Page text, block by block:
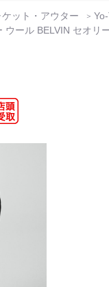
ケット・アウター
ウール BELVIN セオリ